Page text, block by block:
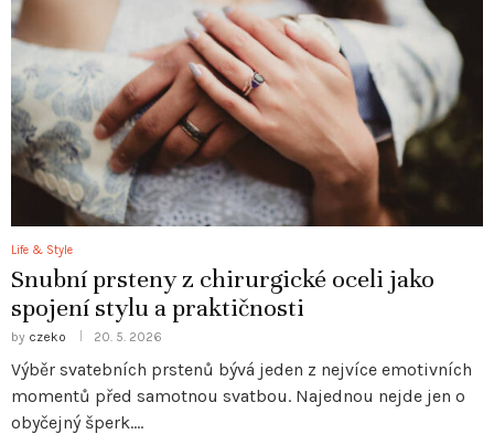
Life & Style
Snubní prsteny z chirurgické oceli jako
spojení stylu a praktičnosti
by czeko 20. 5. 2026
Výběr svatebních prstenů bývá jeden z nejvíce emotivních
momentů před samotnou svatbou. Najednou nejde jen o
obyčejný šperk.…